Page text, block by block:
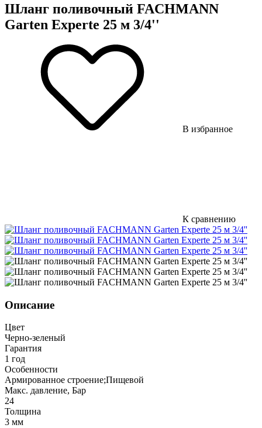
Шланг поливочный FACHMANN
Garten Experte 25 м 3/4''
В избранное
К сравнению
Описание
Цвет
Черно-зеленый
Гарантия
1 год
Особенности
Армированное строение;Пищевой
Макс. давление, Бар
24
Толщина
3 мм